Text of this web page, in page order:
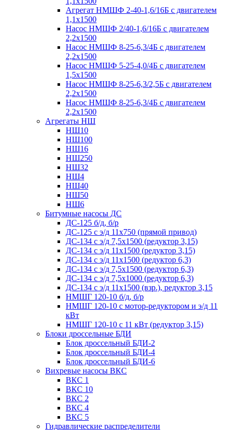
Агрегат НМШФ 2-40-1,6/16Б с двигателем
1,1х1500
Насос НМШФ 2/40-1,6/16Б с двигателем
2,2х1500
Насос НМШФ 8-25-6,3/4Б с двигателем
2,2х1500
Насос НМШФ 5-25-4,0/4Б с двигателем
1,5х1500
Насос НМШФ 8-25-6,3/2,5Б с двигателем
2,2х1500
Насос НМШФ 8-25-6,3/4Б с двигателем
2,2х1500
Агрегаты НШ
НШ10
НШ100
НШ16
НШ250
НШ32
НШ4
НШ40
НШ50
НШ6
Битумные насосы ДС
ДС-125 б/д, б/р
ДС-125 с э/д 11х750 (прямой привод)
ДС-134 с э/д 7,5х1500 (редуктор 3,15)
ДС-134 с э/д 11х1500 (редуктор 3,15)
ДС-134 с э/д 11х1500 (редуктор 6,3)
ДС-134 с э/д 7,5х1500 (редуктор 6,3)
ДС-134 с э/д 7,5х1000 (редуктор 6,3)
ДС-134 с э/д 11х1500 (взр.), редуктор 3,15
НМШГ 120-10 б/д, б/р
НМШГ 120-10 с мотор-редуктором и э/д 11
кВт
НМШГ 120-10 с 11 кВт (редуктор 3,15)
Блоки дроссельные БДИ
Блок дроссельный БДИ-2
Блок дроссельный БДИ-4
Блок дроссельный БДИ-6
Вихревые насосы ВКС
ВКС 1
ВКС 10
ВКС 2
ВКС 4
ВКС 5
Гидравлические распределители